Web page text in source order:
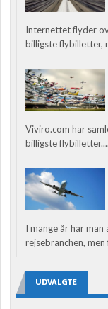
Internettet flyder
billigste flybilletter,
Viviro.com har
billigste flybilletter....
I mange år har
rejsebranchen, men
UDVALGTE